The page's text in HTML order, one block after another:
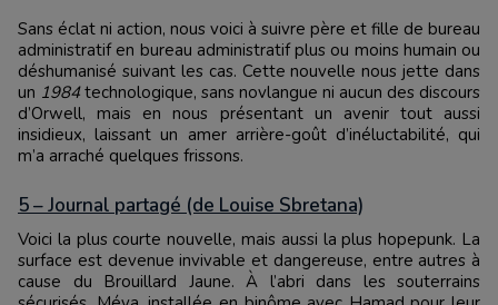
Sans éclat ni action, nous voici à suivre père et fille de bureau
administratif en bureau administratif plus ou moins humain ou
déshumanisé suivant les cas. Cette nouvelle nous jette dans
un 1984technologique, sans novlangue ni aucun des discours
d’Orwell, mais en nous présentant un avenir tout aussi
insidieux, laissant un amer arrière-goût d’inéluctabilité, qui
m’a arraché quelques frissons.
5 – Journal partagé (de Louise Sbretana)
Voici la plus courte nouvelle, mais aussi la plus hopepunk. La
surface est devenue invivable et dangereuse, entre autres à
cause du Brouillard Jaune. À l’abri dans les souterrains